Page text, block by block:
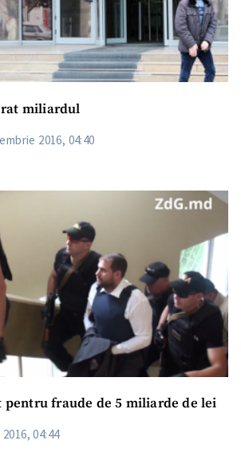
miliardul
2016, 04:40
Ilan Şor, inculpat pentru fraude de 5 miliarde de lei
04:44